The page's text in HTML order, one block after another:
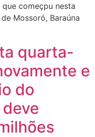
começpu nesta
Mossoró, Baraúna
quarta-
e
do